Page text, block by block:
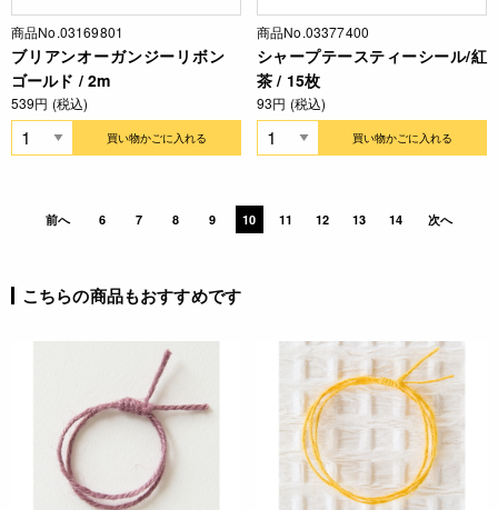
商品No.03169801
ブリアンオーガンジーリボン
ゴールド / 2m
539円 (税込)
買い物かごに入れる
商品No.03377400
シャープテースティーシール/紅
茶 / 15枚
93円 (税込)
買い物かごに入れる
前へ 6 7 8 9 10 11 12 13 14 次へ
こちらの商品もおすすめです